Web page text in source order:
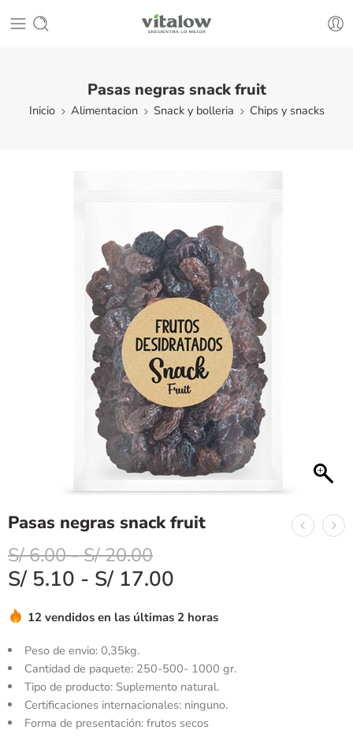
Pasas negras snack fruit
Inicio Alimentacion Snack y bolleria Chips y snacks
Pasas negras snack fruit
S/6.00-S/20.00
S/ 5.10 - S/ 17.00
12 vendidos en las últimas 2 horas
Peso de envio: 0,35kg.
Cantidad de paquete: 250-500- 1000 gr.
Tipo de producto: Suplemento natural.
Certificaciones internacionales: ninguno.
Forma de presentación: frutos secos